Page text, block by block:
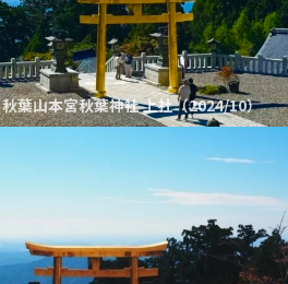
秋葉山本宮秋葉神社 上社（2024/10）